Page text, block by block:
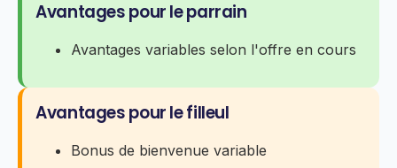
Avantages pour le parrain
Avantages variables selon l'offre en cours
Avantages pour le filleul
Bonus de bienvenue variable